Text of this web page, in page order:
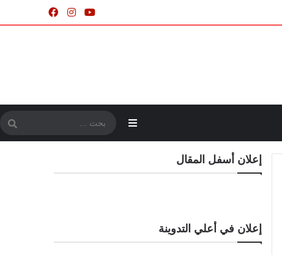
إعلان أسفل المقال
إعلان في أعلي التدوينة